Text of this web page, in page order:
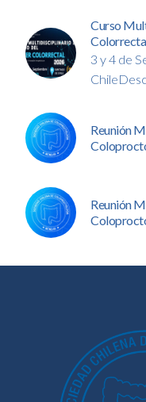
Curso
3 y 4 de
Reunión
Reunión